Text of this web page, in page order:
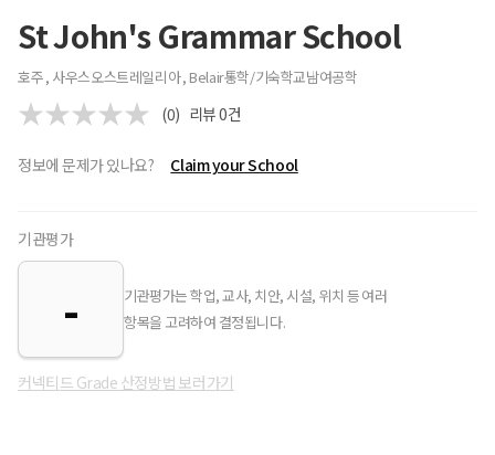
St John's Grammar School
호주 , 사우스오스트레일리아 , Belair통학/기숙학교남여공학
(0) 리뷰0건
정보에 문제가 있나요? Claim your School
기관평가
-
기관평가는 학업, 교사, 치안, 시설, 위치 등 여러
항목을 고려하여 결정됩니다.
커넥티드 Grade 산정방법 보러가기